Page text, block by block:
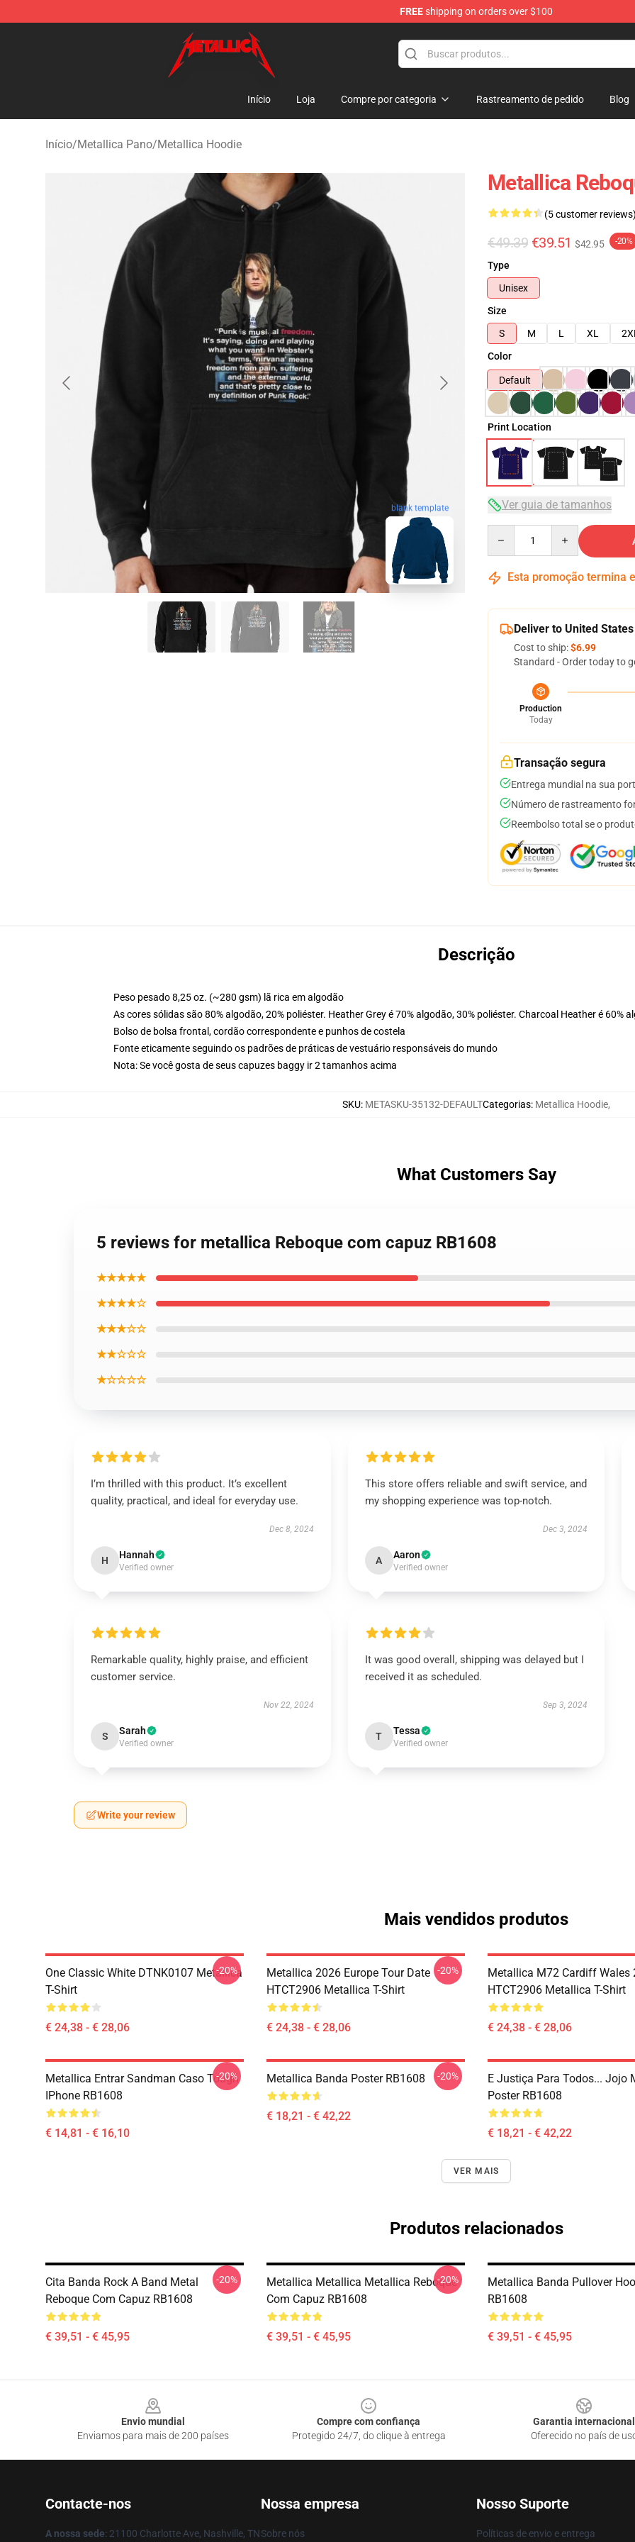
FREEshipping on orders over $100
Metallica Store - Official Metallica Merchandise Shop
Início Loja Compre por categoria Rastreamento de pedido Blog
Início/Metallica Pano/Metallica Hoodie
blank template
Metallica
(5 customer reviews)
€49.39 €39.51 $42.95 -20%
Type
Unisex
Size
S
M L XL 2XL
Color
Default
Print Location
Ver guia de tamanhos
Esta promoção termina
Deliver to United States
Cost to ship:$6.99
Standard - Order today to
Production
Today
Transação segura
Entrega mundial na sua
Número de rastreamento
Reembolso total se o
Descrição
Peso pesado 8,25 oz. (~280 gsm) lã rica em algodão
As cores sólidas são 80% algodão, 20% poliéster. Heather Grey é 70% algodão, 30% poliéster. Charcoal Heather é 60%
Bolso de bolsa frontal, cordão correspondente e punhos de costela
Fonte eticamente seguindo os padrões de práticas de vestuário responsáveis do mundo
Nota: Se você gosta de seus capuzes baggy ir 2 tamanhos acima
SKU: METASKU-35132-DEFAULTCategorias: Metallica Hoodie,
What Customers Say
5 reviews for metallica Reboque com capuz RB1608
★★★★★
★★★★☆
★★★☆☆
★★☆☆☆
★☆☆☆☆
I’m thrilled with this product. It’s excellent
quality, practical, and ideal for everyday use.
Dec 8, 2024
H Hannah
Verified owner
This store offers reliable and swift service, and
my shopping experience was top-notch.
Dec 3, 2024
A Aaron
Verified owner
Remarkable quality, highly praise, and efficient
customer service.
Nov 22, 2024
S Sarah
Verified owner
It was good overall, shipping was delayed but I
received it as scheduled.
Sep 3, 2024
T Tessa
Verified owner
Write your review
Mais vendidos produtos
One Classic White DTNK0107 Metallica
T-Shirt
€ 24,38 - € 28,06
-20%
Metallica 2026 Europe Tour Date
HTCT2906 Metallica T-Shirt
€ 24,38 - € 28,06
-20%
Metallica M72 Cardiff Wales
HTCT2906 Metallica T-Shirt
€ 24,38 - € 28,06
Metallica Entrar Sandman Caso Tough
IPhone RB1608
€ 14,81 - € 16,10
-20% Metallica Banda Poster RB1608
€ 18,21 - € 42,22
-20%
E Justiça Para Todos... Jojo
Poster RB1608
€ 18,21 - € 42,22
VER MAIS
Produtos relacionados
Cita Banda Rock A Band Metal
Reboque Com Capuz RB1608
€ 39,51 - € 45,95
-20%
Metallica Metallica Metallica Reboque
Com Capuz RB1608
€ 39,51 - € 45,95
-20%
Metallica Banda Pullover
RB1608
€ 39,51 - € 45,95
Envio mundial
Enviamos para mais de 200 países
Compre com confiança
Protegido 24/7, do clique à entrega
Garantia internacional
Oferecido no país de
Contacte-nos
A nossa sede: 21100 Charlotte Ave, Nashville, TN
Nossa empresa
Sobre nós
Nosso Suporte
Políticas de envio e entrega